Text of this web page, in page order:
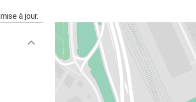
à jour.